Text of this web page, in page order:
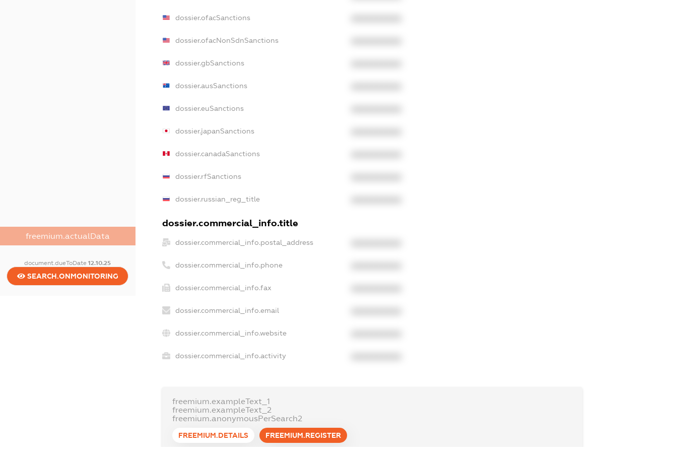
freemium.actualData
document.dueToDate12.10.25
SEARCH.ONMONITORING
dossier.ofacSanctions
dossier.ofacNonSdnSanctions
dossier.gbSanctions
dossier.ausSanctions
dossier.euSanctions
dossier.japanSanctions
dossier.canadaSanctions
dossier.rfSanctions
dossier.russian_reg_title
dossier.commercial_info.title
dossier.commercial_info.postal_address
dossier.commercial_info.phone
dossier.commercial_info.fax
dossier.commercial_info.email
dossier.commercial_info.website
dossier.commercial_info.activity
freemium.exampleText_1
freemium.exampleText_2
freemium.anonymousPerSearch2
FREEMIUM.DETAILS FREEMIUM.REGISTER